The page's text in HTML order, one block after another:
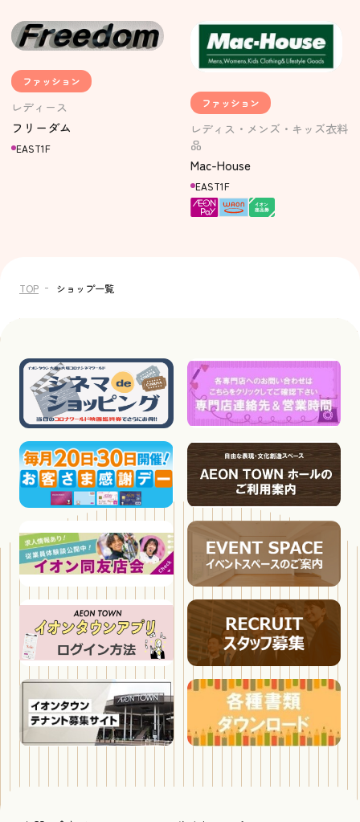
ファッション
レディース
フリーダム
EAST1F
ファッション
レディス・メンズ・キッズ衣料
品
Mac-House
EAST1F
TOP ショップ一覧